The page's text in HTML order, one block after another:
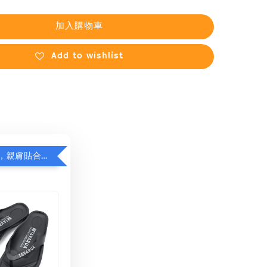
加入購物車
Add to wishlist
日本品牌拖，親膚貼合減足壓，超值加購75折！